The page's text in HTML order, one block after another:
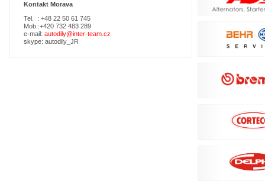
Kontakt Morava
Tel. : +48 22 50 61 745
Mob.:+420 732 483 289
e-mail: autodily@inter-team.cz
skype: autodily_JR